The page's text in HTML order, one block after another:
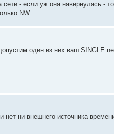
- если уж она навернулась -
NW
один из них ваш SINGLE
ни внешнего источника